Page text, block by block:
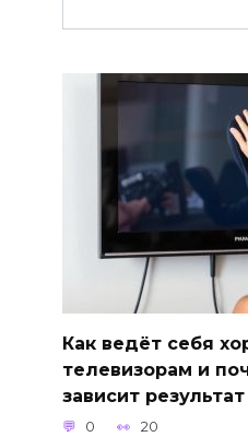
Как ведёт себя
телевизорам и
зависит
0 20